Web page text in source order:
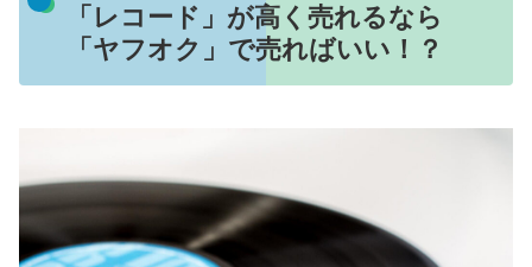
「レコード」が高く売れるなら
「ヤフオク」で売ればいい！？